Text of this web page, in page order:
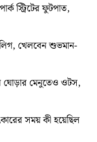
স্ট্রিটের ফুটপাত,
খেলবেন শুভমান-
ঘোড়ার মেনুতেও ওটস,
সময় কী হয়েছিল